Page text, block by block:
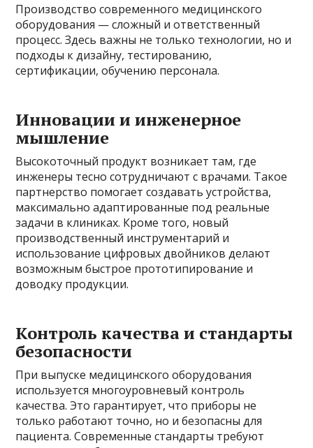
Производство современного медицинского
оборудования — сложный и ответственный
процесс. Здесь важны не только технологии, но и
подходы к дизайну, тестированию,
сертификации, обучению персонала.
Инновации и инженерное
мышление
Высокоточный продукт возникает там, где
инженеры тесно сотрудничают с врачами. Такое
партнерство помогает создавать устройства,
максимально адаптированные под реальные
задачи в клиниках. Кроме того, новый
производственный инструментарий и
использование цифровых двойников делают
возможным быстрое прототипирование и
доводку продукции.
Контроль качества и стандарты
безопасности
При выпуске медицинского оборудования
используется многоуровневый контроль
качества. Это гарантирует, что приборы не
только работают точно, но и безопасны для
пациента. Современные стандарты требуют